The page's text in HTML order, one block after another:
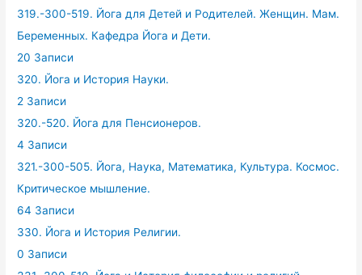
319.-300-519. Йога для Детей и Родителей. Женщин. Мам.
Беременных. Кафедра Йога и Дети.
20 Записи
320. Йога и История Науки.
2 Записи
320.-520. Йога для Пенсионеров.
4 Записи
321.-300-505. Йога, Наука, Математика, Культура. Космос.
Критическое мышление.
64 Записи
330. Йога и История Религии.
0 Записи